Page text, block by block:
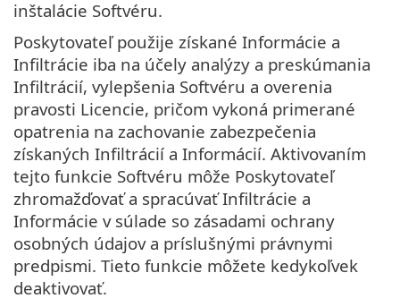
inštalácie Softvéru.
Poskytovateľ použije získané Informácie a
Infiltrácie iba na účely analýzy a preskúmania
Infiltrácií, vylepšenia Softvéru a overenia
pravosti Licencie, pričom vykoná primerané
opatrenia na zachovanie zabezpečenia
získaných Infiltrácií a Informácií. Aktivovaním
tejto funkcie Softvéru môže Poskytovateľ
zhromažďovať a spracúvať Infiltrácie a
Informácie v súlade so zásadami ochrany
osobných údajov a príslušnými právnymi
predpismi. Tieto funkcie môžete kedykoľvek
deaktivovať.